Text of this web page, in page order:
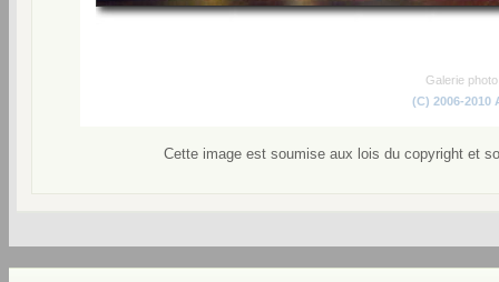
Galerie
(C) 2006-2010
Cette image est soumise aux lois du copyright et